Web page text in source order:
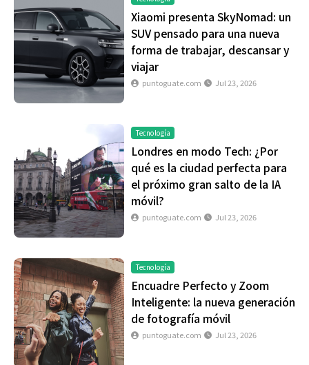
Xiaomi presenta SkyNomad: un
SUV pensado para una nueva
forma de trabajar, descansar y
viajar
puntoguate.com Jul 23, 2026
Tecnología
Londres en modo Tech: ¿Por
qué es la ciudad perfecta para
el próximo gran salto de la IA
móvil?
puntoguate.com Jul 23, 2026
Tecnología
Encuadre Perfecto y Zoom
Inteligente: la nueva generación
de fotografía móvil
puntoguate.com Jul 23, 2026